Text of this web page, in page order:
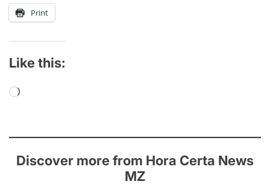
Print
Like this:
Loading…
Discover more from Hora Certa News
MZ